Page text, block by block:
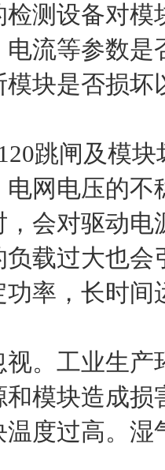
测设备对
流等参数
块是否损坏
跳闸及模
网电压的
会对驱动
载过大也
率，长时
。工业生
模块造成
度过高。